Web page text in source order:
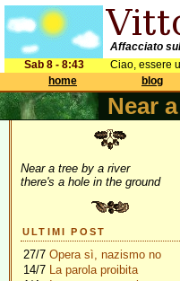
Affacciato
Sab 8 - 8:43
Ciao, essere
home
blog
Near
Near a tree by a river
there's a hole in the ground
ULTIMI POST
27/7 Opera sì, nazismo no
14/7 La parola proibita